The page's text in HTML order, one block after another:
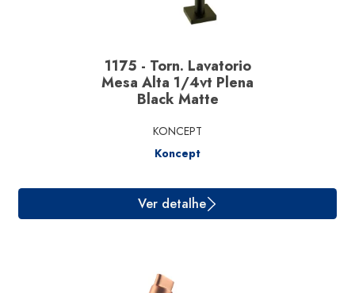
1175 - Torn. Lavatorio
Mesa Alta 1/4vt Plena
Black Matte
KONCEPT
Koncept